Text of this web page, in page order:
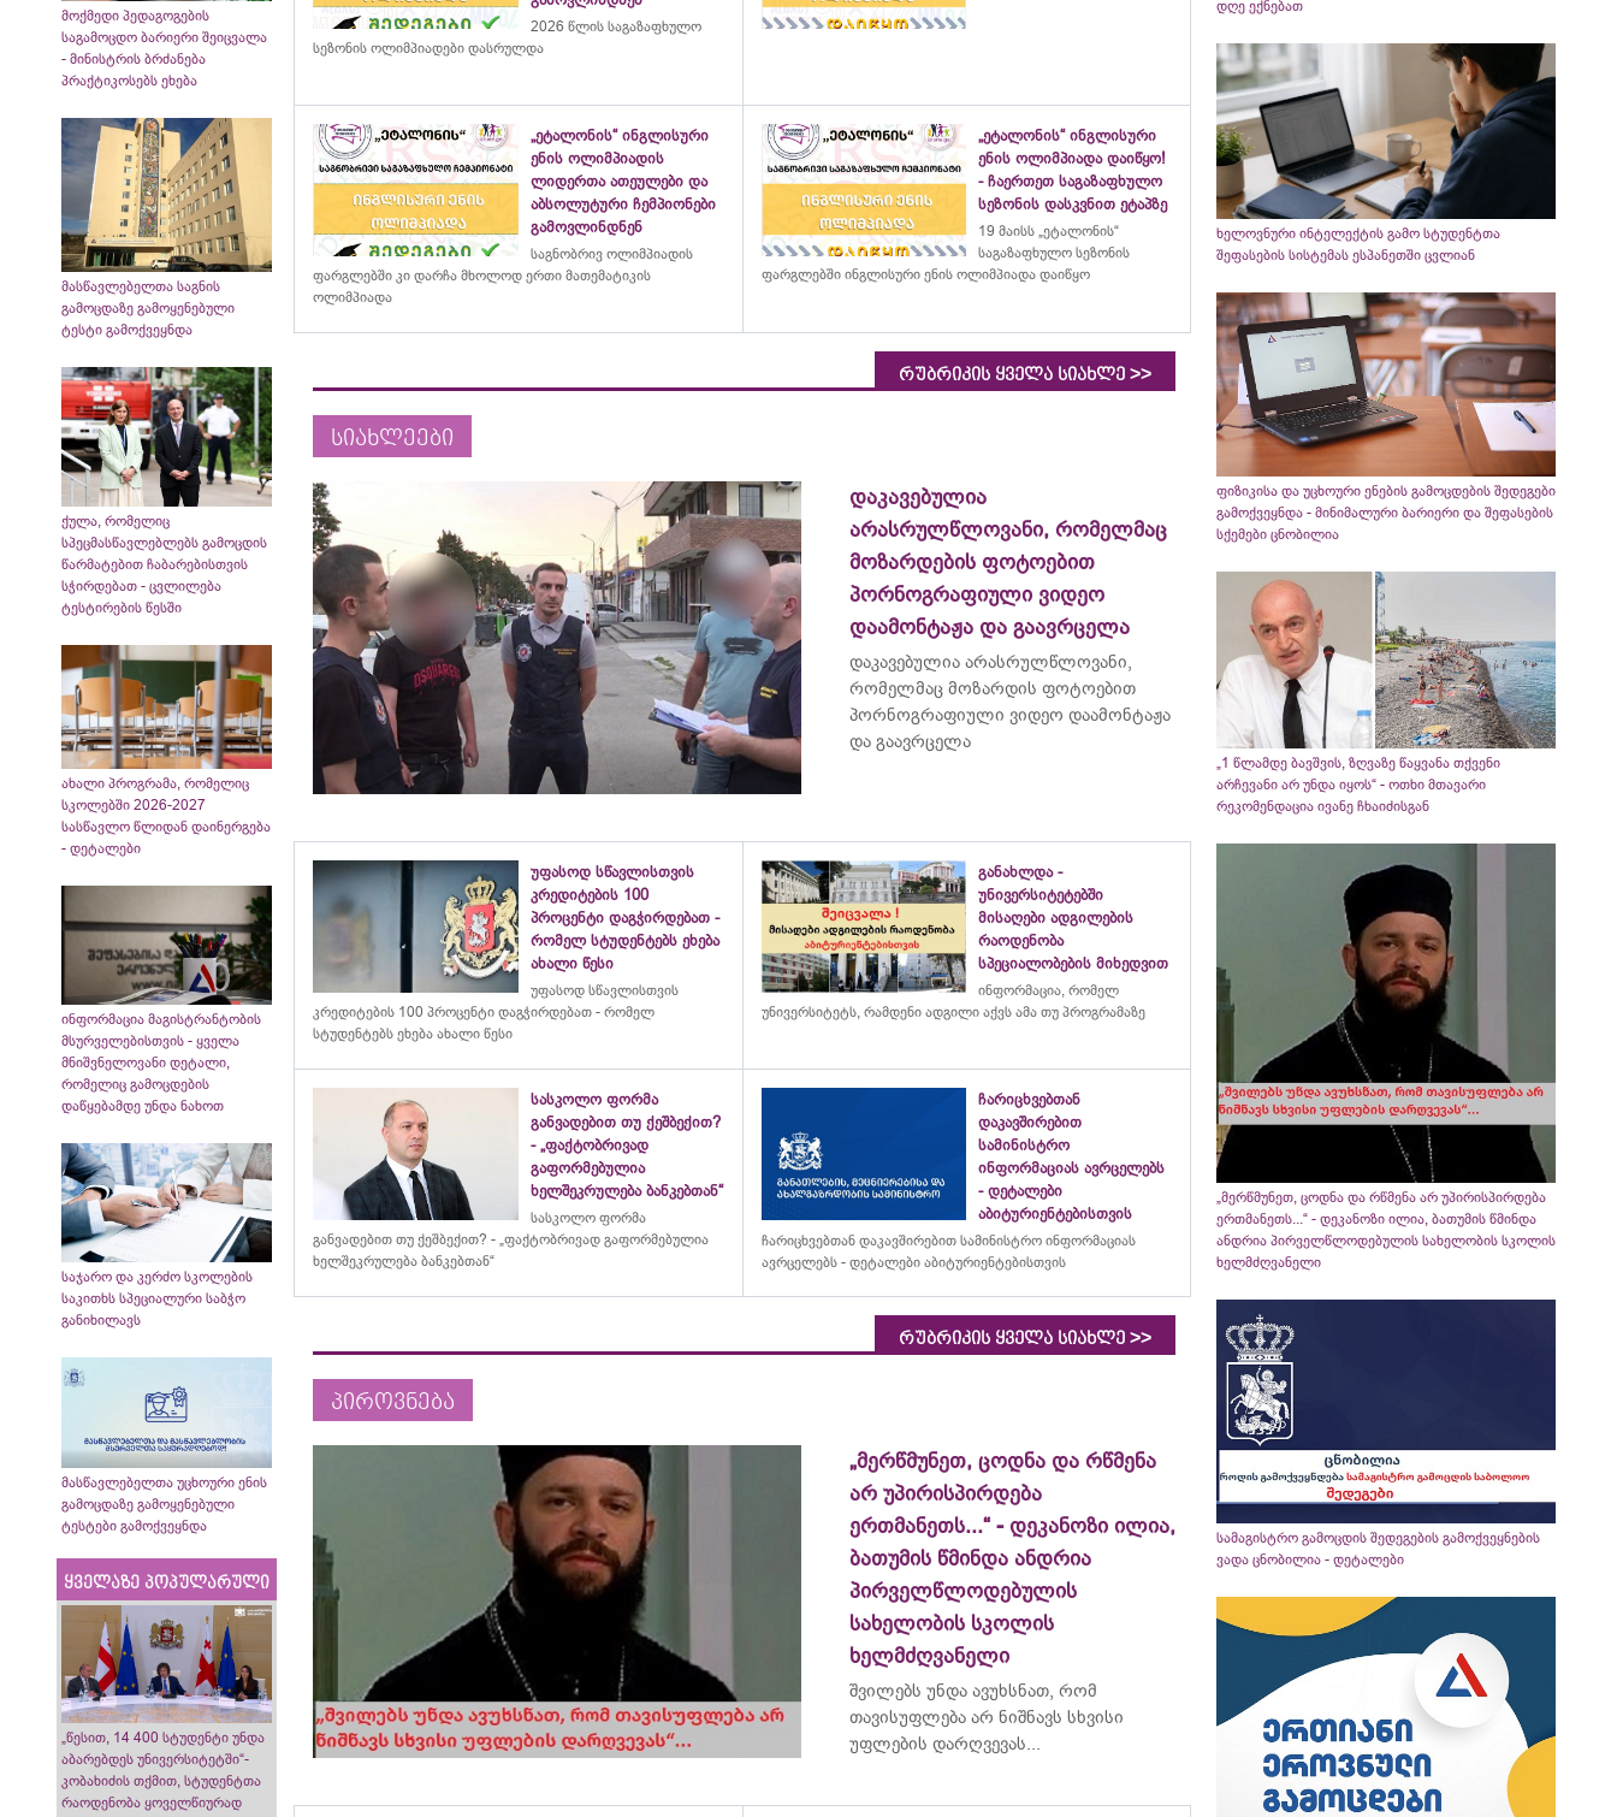
მოქმედი პედაგოგების
საგამოცდო ბარიერი შეიცვალა
- მინისტრის ბრძანება
პრაქტიკოსებს ეხება
მასწავლებელთა საგნის
გამოცდაზე გამოყენებული
ტესტი გამოქვეყნდა
ქულა, რომელიც
სპეცმასწავლებლებს გამოცდის
წარმატებით ჩაბარებისთვის
სჭირდებათ - ცვლილება
ტესტირების წესში
ახალი პროგრამა, რომელიც
სკოლებში 2026-2027
სასწავლო წლიდან დაინერგება
- დეტალები
ინფორმაცია მაგისტრანტობის
მსურველებისთვის - ყველა
მნიშვნელოვანი დეტალი,
რომელიც გამოცდების
დაწყებამდე უნდა ნახოთ
საჯარო და კერძო სკოლების
საკითხს სპეციალური საბჭო
განიხილავს
მასწავლებელთა უცხოური ენის
გამოცდაზე გამოყენებული
ტესტები გამოქვეყნდა
ყველაზე პოპულარული
„წესით, 14 400 სტუდენტი უნდა
აბარებდეს უნივერსიტეტში“-
კობახიძის თქმით, სტუდენტთა
რაოდენობა ყოველწიურად
2026 წლის საგაზაფხულო
სეზონის ოლიმპიადები დასრულდა
„ეტალონის“ ინგლისური
ენის ოლიმპიადის
ლიდერთა ათეულები და
აბსოლუტური ჩემპიონები
გამოვლინდნენ
საგნობრივ ოლიმპიადის
ფარგლებში კი დარჩა მხოლოდ ერთი მათემატიკის
ოლიმპიადა
„ეტალონის“ ინგლისური
ენის ოლიმპიადა დაიწყო!
- ჩაერთეთ საგაზაფხულო
სეზონის დასკვნით ეტაპზე
19 მაისს „ეტალონის“
საგაზაფხულო სეზონის
ფარგლებში ინგლისური ენის ოლიმპიადა დაიწყო
რუბრიკის ყველა სიახლე >>
სიახლეები
დაკავებულია
არასრულწლოვანი, რომელმაც
მოზარდების ფოტოებით
პორნოგრაფიული ვიდეო
დაამონტაჟა და გაავრცელა
დაკავებულია არასრულწლოვანი,
რომელმაც მოზარდის ფოტოებით
პორნოგრაფიული ვიდეო დაამონტაჟა
და გაავრცელა
უფასოდ სწავლისთვის
კრედიტების 100
პროცენტი დაგჭირდებათ -
რომელ სტუდენტებს ეხება
ახალი წესი
უფასოდ სწავლისთვის
კრედიტების 100 პროცენტი დაგჭირდებათ - რომელ
სტუდენტებს ეხება ახალი წესი
განახლდა -
უნივერსიტეტებში
მისაღები ადგილების
რაოდენობა
სპეციალობების მიხედვით
ინფორმაცია, რომელ
უნივერსიტეტს, რამდენი ადგილი აქვს ამა თუ პროგრამაზე
სასკოლო ფორმა
განვადებით თუ ქეშბექით?
- „ფაქტობრივად
გაფორმებულია
ხელშეკრულება ბანკებთან“
სასკოლო ფორმა
განვადებით თუ ქეშბექით? - „ფაქტობრივად გაფორმებულია
ხელშეკრულება ბანკებთან“
ჩარიცხვებთან
დაკავშირებით
სამინისტრო
ინფორმაციას ავრცელებს
- დეტალები
აბიტურიენტებისთვის
ჩარიცხვებთან დაკავშირებით სამინისტრო ინფორმაციას
ავრცელებს - დეტალები აბიტურიენტებისთვის
რუბრიკის ყველა სიახლე >>
პიროვნება
„მერწმუნეთ, ცოდნა და რწმენა
არ უპირისპირდება
ერთმანეთს...“ - დეკანოზი ილია,
ბათუმის წმინდა ანდრია
პირველწლოდებულის
სახელობის სკოლის
ხელმძღვანელი
შვილებს უნდა ავუხსნათ, რომ
თავისუფლება არ ნიშნავს სხვისი
უფლების დარღვევას...
დღე ექნებათ
ხელოვნური ინტელექტის გამო სტუდენტთა
შეფასების სისტემას ესპანეთში ცვლიან
ფიზიკისა და უცხოური ენების გამოცდების შედეგები
გამოქვეყნდა - მინიმალური ბარიერი და შეფასების
სქემები ცნობილია
„1 წლამდე ბავშვის, ზღვაზე წაყვანა თქვენი
არჩევანი არ უნდა იყოს“ - ოთხი მთავარი
რეკომენდაცია ივანე ჩხაიძისგან
„მერწმუნეთ, ცოდნა და რწმენა არ უპირისპირდება
ერთმანეთს...“ - დეკანოზი ილია, ბათუმის წმინდა
ანდრია პირველწლოდებულის სახელობის სკოლის
ხელმძღვანელი
სამაგისტრო გამოცდის შედეგების გამოქვეყნების
ვადა ცნობილია - დეტალები